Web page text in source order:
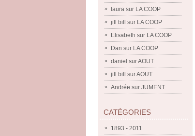
laura sur LA COOP
jill bill
sur LA COOP
Elisabeth sur LA COOP
Dan sur LA COOP
daniel surAOUT
jill bill
surAOUT
Andrée sur JUMENT
CATÉGORIES
1893 - 2011